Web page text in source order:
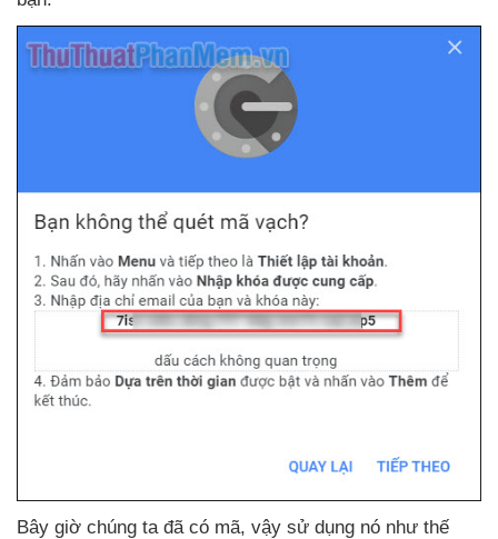
Bây giờ chúng ta đã có mã, vậy sử dụng nó như thế